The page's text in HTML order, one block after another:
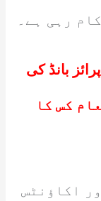
رہی ہے۔
پرائز بانڈ کی
انعام کس کا
اکاؤنٹس